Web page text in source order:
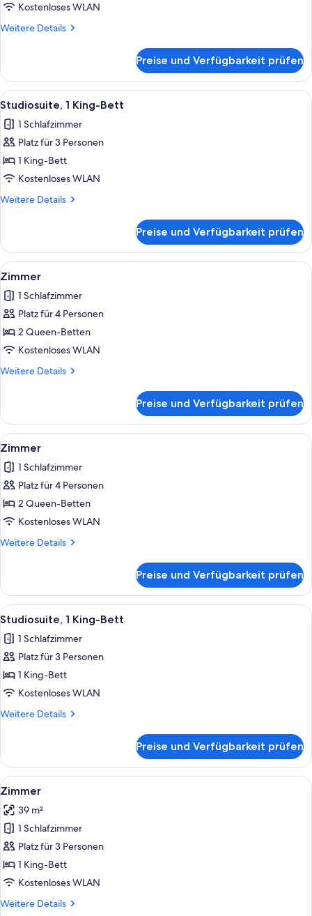
Kostenloses WLAN
Weitere Details
Weitere
Preise und Verfügbarkeit prüfen
Alle
Fotos
für
Studiosuite,
1 King-
Bett
anzeigen
Ein Hotelzimmer mit einem Bett,
3
Studiosuite, 1 King-Bett
1 Schlafzimmer
Platz für 3 Personen
1 King-Bett
Kostenloses WLAN
Weitere Details
Weitere
1 King-
Bett
Preise und Verfügbarkeit prüfen
Alle
Fotos
für
Zimmer
anzeigen
Ein Hotelzimmer mit zwei Betten,
4
Zimmer
1 Schlafzimmer
Platz für 4 Personen
2 Queen-Betten
Kostenloses WLAN
Weitere Details
Weitere
Preise und Verfügbarkeit prüfen
Alle
Fotos
für
Zimmer
anzeigen
Ein Hotelzimmer mit
3
Zimmer
1 Schlafzimmer
Platz für 4 Personen
2 Queen-Betten
Kostenloses WLAN
Weitere Details
Weitere
Preise und Verfügbarkeit prüfen
Alle
Fotos
für
Studiosuite,
1 King-
Bett
anzeigen
Ein modernes Hotelzimmer mit
3
Studiosuite, 1 King-Bett
1 Schlafzimmer
Platz für 3 Personen
1 King-Bett
Kostenloses WLAN
Weitere Details
Weitere
1 King-
Bett
Preise und Verfügbarkeit prüfen
Alle
Fotos
für
Zimmer
anzeigen
Hochwertige Bettwaren, Pillowtop-
4
Zimmer
39 m²
1 Schlafzimmer
Platz für 3 Personen
1 King-Bett
Kostenloses WLAN
Weitere Details
Weitere